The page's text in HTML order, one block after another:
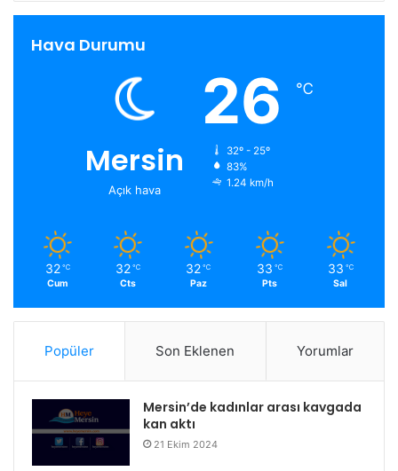
Hava Durumu
Mersin
Açık hava
26 ℃
32º - 25º
83%
1.24 km/h
32 ℃
Cum
32 ℃
Cts
32 ℃
Paz
33 ℃
Pts
33 ℃
Sal
Popüler Son Eklenen Yorumlar
Mersin’de kadınlar arası kavgada
kan aktı
21 Ekim 2024